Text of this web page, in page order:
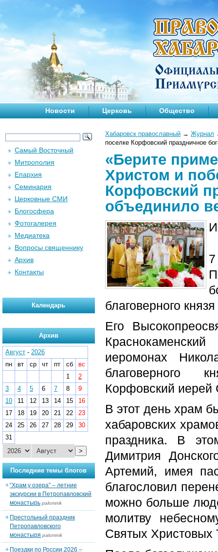
Новости Церковь Общество
Хабаровск православный → Журнал
поселке Корфовский праздничное
«Берите
Христом и
Корфовский
объединило
благоверного
Его
иеромонах
благоверного
Корфовский иерей
В этот день храм
хабаровских
праздника. В
Димитрия
Артемий, имея
благословил
можно больше
молитву
Святых Христовых
Самый Восточный
Митрополия
Епархия
Семинария
Церковные СМИ
Блогосфера
Фотогалерея
Медиатека
Вопросы священнику
Архив
Контакты
Календарь
Архив
Август - 2026
пн
вт ср чт пт сб
вс
1
2
3
4 5 6 7 8
9
10
11 12 13 14 15
16
17
18 19 20 21 22
23
24
25 26 27 28 29
30
31
>
Последние темы блогов
“Храм у озера” – летние
экскурсии в Петропавловский
монастырь palomnik
Престольный праздник
Петропавловского
монастыря palomnik
Поездки по России 2026 –